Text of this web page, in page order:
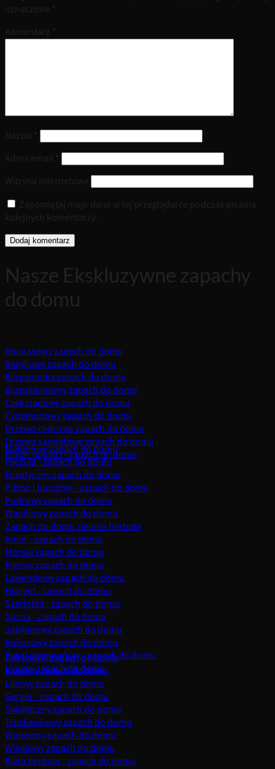
oznaczone
Komentarz
Nazwa
Adres email
Witryna internetowa
Zapamiętaj moje dane w tej przeglądarce podczas pisania
kolejnych komentarzy.
Nasze Ekskluzywne zapachy
do domu
Ananasowy zapach do domu
Bazyliowy zapach do domu
Bergamotka zapach do domu
Brzoskwiniowy zapach do domu
Czekoladowy zapach do domu
Cynamonowy zapach do domu
Drzewo cedrowe zapach do domu
Drzewo sandałowe zapach do domu
Eliksir miłości - zapach do domu
Melonowy zapach do domu
Paczula - zapach do domu
Egzotyczny zapach do domu
Piżmo i bursztyn - zapach do domu
Pudrowy zapach do domu
Waniliowy zapach do domu
Zapach do domu zielona herbata
Anioł - zapach do domu
Morski zapach do domu
Figowy zapach do domu
Lawendowy zapach do domu
Hiacynt - zapach do domu
Szarlotka - zapach do domu
Sosna - zapach do domu
Jaśminowy zapach do domu
Kokosowy zapach do domu
Kwiat pomarańczy - zapach do domu
Lipowy zapach do domu
Cytrynowy zapach do domu
Kawowy zapach do domu
Liliowy zapach do domu
Gerger - zapach do domu
Świąteczny zapach do domu
Truskawkowy zapach do domu
Wiosenny zapach do domu
Wiśniowy zapach do domu
Biała herbata - zapach do domu